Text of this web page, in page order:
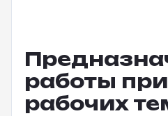
работы
рабочих